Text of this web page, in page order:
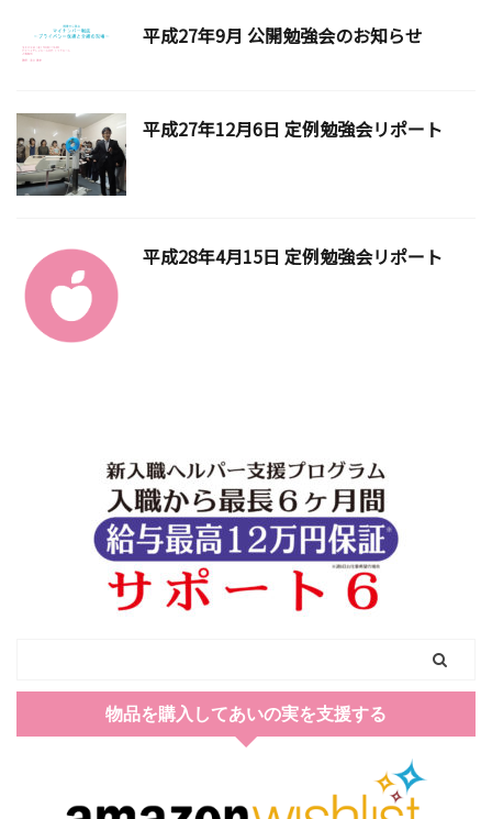
平成27年9月 公開勉強会のお知らせ
平成27年12月6日 定例勉強会リポート
平成28年4月15日 定例勉強会リポート
物品を購入してあいの実を支援する